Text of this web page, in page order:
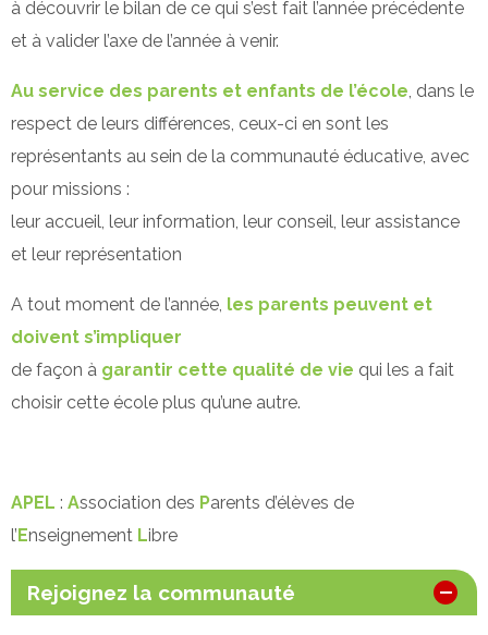
à découvrir le bilan de ce qui s’est fait l’année précédente
et à valider l’axe de l’année à venir.
Au service des parents et enfants de l’école, dans le
respect de leurs différences, ceux-ci en sont les
représentants au sein de la communauté éducative, avec
pour missions :
leur accueil, leur information, leur conseil, leur assistance
et leur représentation
A tout moment de l’année, les parents peuvent et
doivent s’impliquer
de façon à garantir cette qualité de vie qui les a fait
choisir cette école plus qu’une autre.
APEL : Association des Parents d’élèves de
l’Enseignement Libre
Rejoignez la communauté